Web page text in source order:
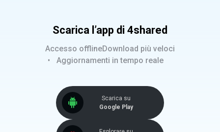
Scarica l’app di 4shared
Accesso offlineDownload più veloci
Aggiornamenti in tempo reale
Scarica su
Google Play